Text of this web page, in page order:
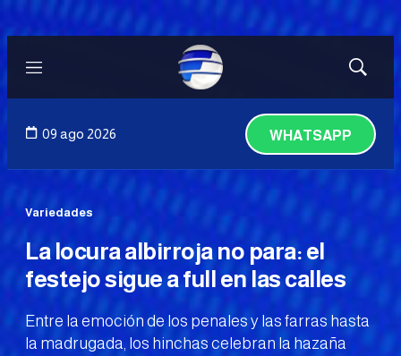
Menú
Mostrar
09 ago 2026 WHATSAPP
Variedades
La locura albirroja no para: el
festejo sigue a full en las calles
Entre la emoción de los penales y las farras hasta
la madrugada, los hinchas celebran la hazaña